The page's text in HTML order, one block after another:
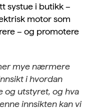
systue i butikk –
motor som
– og promotere
mye nærmere
i hvordan
og utstyret, og hva
innsikten kan vi